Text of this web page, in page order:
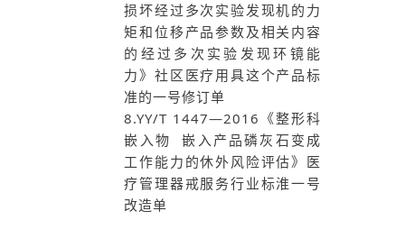
损坏经过多次实验发现机的力
矩和位移产品参数及相关内容
的经过多次实验发现环镜能
力》社区医疗用具这个产品标
准的一号修订单
8.YY/T 1447—2016《整形科
嵌入物 嵌入产品磷灰石变成
工作能力的休外风险评估》医
疗管理器戒服务行业标淮一号
改造单